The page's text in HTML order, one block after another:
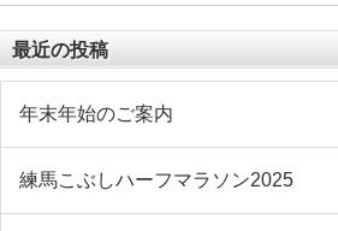
最近の投稿
年末年始のご案内
練馬こぶしハーフマラソン2025